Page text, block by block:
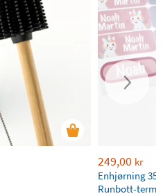
249,00 kr
Enhjørning
Runbott-